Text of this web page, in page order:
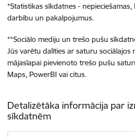
*Statistikas sīkdatnes -
darbību un pakalpojumus.
**Sociālo mediju un trešo pušu
Jūs varētu dalīties ar saturu sociālajos
mājaslapai pievienoto trešo pušu
Maps, PowerBI vai citus.
Detalizētāka informācija par
sīkdatnēm